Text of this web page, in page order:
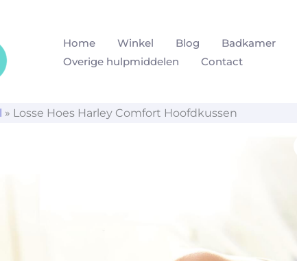
Home Winkel Blog Badkamer
Overige hulpmiddelen
Contact
» Losse Hoes Harley Comfort Hoofdkussen